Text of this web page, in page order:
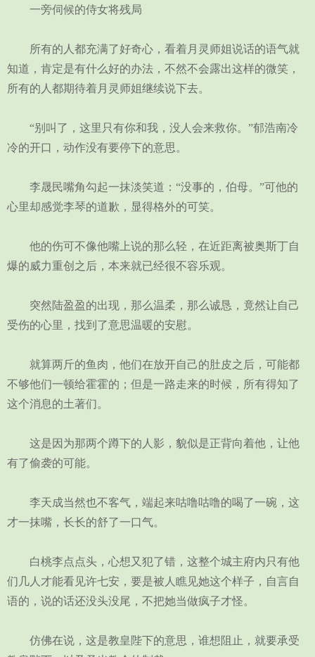
一旁伺候的侍女将残局
所有的人都充满了好奇心，看着月灵师姐说话的语气就
知道，肯定是有什么好的办法，不然不会露出这样的微笑，
所有的人都期待着月灵师姐继续说下去。
“别叫了，这里只有你和我，没人会来救你。”郁浩南冷
冷的开口，动作没有要停下的意思。
李晟民嘴角勾起一抹淡笑道：“没事的，伯母。”可他的
心里却感觉李琴的道歉，显得格外的可笑。
他的伤可不像他嘴上说的那么轻，在近距离被奥斯丁自
爆的威力重创之后，本来就已经很不容乐观。
突然陆盈盈的出现，那么温柔，那么诚恳，竟然让自己
受伤的心里，找到了意思温暖的安慰。
就算两斤的鱼肉，他们在放开自己的肚皮之后，可能都
不够他们一顿给霍霍的；但是一路走来的时候，所有得知了
这个消息的土著们。
这是因为那两个蹲下的人影，貌似是正背向着他，让他
有了偷袭的可能。
李天成当然也不客气，端起来咕噜咕噜的喝了一碗，这
才一抹嘴，长长的舒了一口气。
白桃李点点头，心想又犯了错，这整个城主府内只有他
们几人才能看见许七安，要是被人瞧见她这个样子，自言自
语的，说的话还没头没尾，不把她当做疯子才怪。
仿佛在说，这是教皇陛下的意思，谁想阻止，就要承受